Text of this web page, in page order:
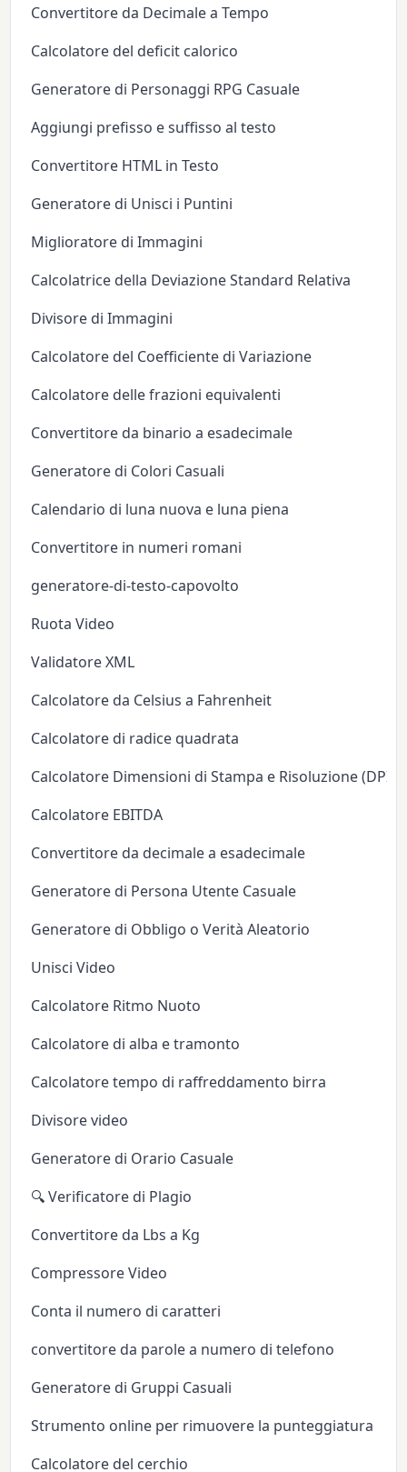
Convertitore da Decimale a Tempo
Calcolatore del deficit calorico
Generatore di Personaggi RPG Casuale
Aggiungi prefisso e suffisso al testo
Convertitore HTML in Testo
Generatore di Unisci i Puntini
Miglioratore di Immagini
Calcolatrice della Deviazione Standard Relativa
Divisore di Immagini
Calcolatore del Coefficiente di Variazione
Calcolatore delle frazioni equivalenti
Convertitore da binario a esadecimale
Generatore di Colori Casuali
Calendario di luna nuova e luna piena
Convertitore in numeri romani
generatore-di-testo-capovolto
Ruota Video
Validatore XML
Calcolatore da Celsius a Fahrenheit
Calcolatore di radice quadrata
Calcolatore Dimensioni di Stampa e Risoluzione (DPI/
Calcolatore EBITDA
Convertitore da decimale a esadecimale
Generatore di Persona Utente Casuale
Generatore di Obbligo o Verità Aleatorio
Unisci Video
Calcolatore Ritmo Nuoto
Calcolatore di alba e tramonto
Calcolatore tempo di raffreddamento birra
Divisore video
Generatore di Orario Casuale
🔍 Verificatore di Plagio
Convertitore da Lbs a Kg
Compressore Video
Conta il numero di caratteri
convertitore da parole a numero di telefono
Generatore di Gruppi Casuali
Strumento online per rimuovere la punteggiatura
Calcolatore del cerchio